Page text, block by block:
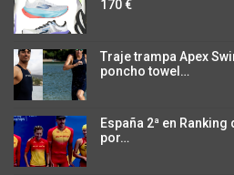
170 €
Traje trampa Apex
poncho towel…
España 2ª en
por…